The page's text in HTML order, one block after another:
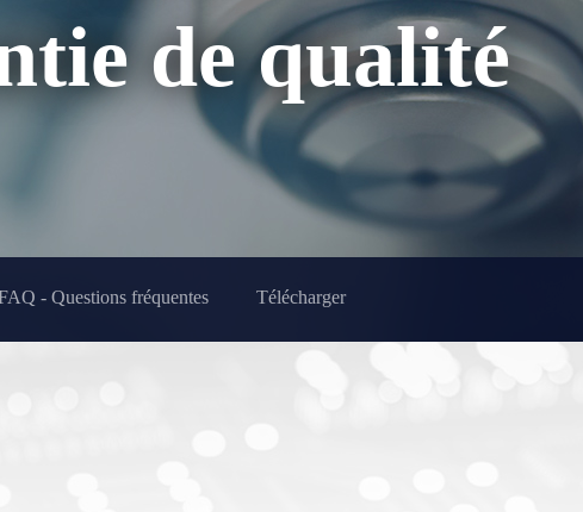
de qualité
- Questions fréquentes Télécharger